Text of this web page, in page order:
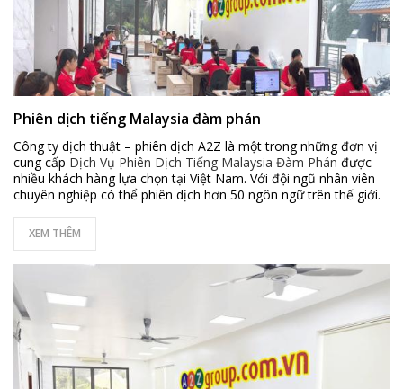
Phiên dịch tiếng Malaysia đàm phán
Công ty dịch thuật – phiên dịch A2Z là một trong những đơn vị
cung cấp Dịch Vụ Phiên Dịch Tiếng Malaysia Đàm Phán được
nhiều khách hàng lựa chọn tại Việt Nam. Với đội ngũ nhân viên
chuyên nghiệp có thể phiên dịch hơn 50 ngôn ngữ trên thế giới.
XEM THÊM